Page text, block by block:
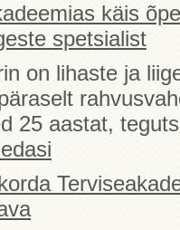
käis
spetsialist
on lihaste ja
25 aastat,